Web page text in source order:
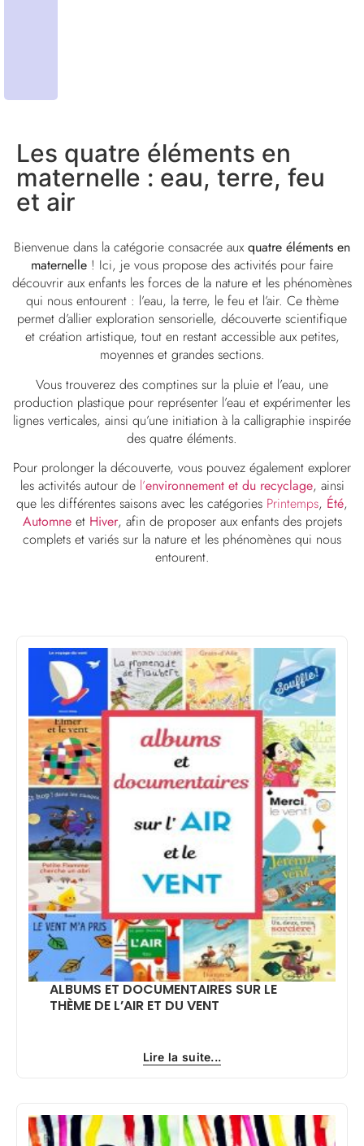
Les quatre éléments en
maternelle : eau, terre, feu
et air
Bienvenue dans la catégorie consacrée auxquatre éléments en
maternelle ! Ici, je vous propose des activités pour faire
découvrir aux enfants les forces de la nature et les phénomènes
qui nous entourent : l’eau, la terre, le feu et l’air. Ce thème
permet d’allier exploration sensorielle, découverte scientifique
et création artistique, tout en restant accessible aux petites,
moyennes et grandes sections.
Vous trouverez des comptines sur la pluie et l’eau, une
production plastique pour représenter l’eau et expérimenter les
lignes verticales, ainsi qu’une initiation à la calligraphie inspirée
des quatre éléments.
Pour prolonger la découverte, vous pouvez également explorer
les activités autour de l’environnement et du recyclage, ainsi
que les différentes saisons avec les catégories Printemps, Été,
Automneet Hiver, afin de proposer aux enfants des projets
complets et variés sur la nature et les phénomènes qui nous
entourent.
ALBUMS ET DOCUMENTAIRES SUR LE
THÈME DE L’AIR ET DU VENT
Lire la suite...